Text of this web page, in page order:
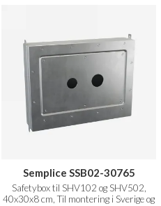
Semplice SSB02-30765
Safetybox til SHV102 og SHV502,
40x30x8 cm, Til montering i Sverige og